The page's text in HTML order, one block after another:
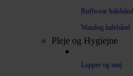
Ruffwear halsbånd
Waudog halsbånd
Pleje og Hygiejne
Lopper og utøj